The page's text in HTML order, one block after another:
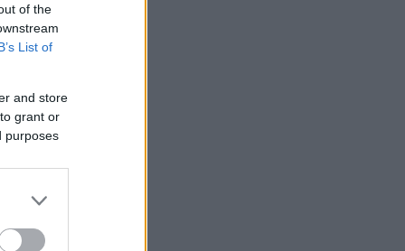
of the
List of
and store
grant or
purposes